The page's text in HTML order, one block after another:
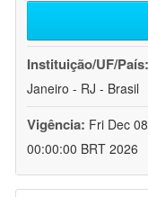
Instituição/UF/País:
Janeiro - RJ - Brasil
Vigência: Fri Dec
00:00:00 BRT 2026